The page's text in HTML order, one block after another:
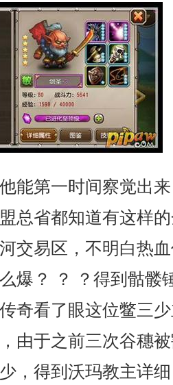
能第一时间察觉出
总省都知道有这样
交易区，不明白热
爆？ ？ ？得到骷髅
奇看了眼这位鳖三
由于之前三次谷穗
，得到沃玛教主详